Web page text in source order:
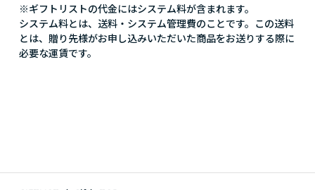
※ギフトリストの代金にはシステム料が含まれます。
システム料とは、送料・システム管理費のことです。この送料
とは、贈り先様がお申し込みいただいた商品をお送りする際に
必要な運賃です。